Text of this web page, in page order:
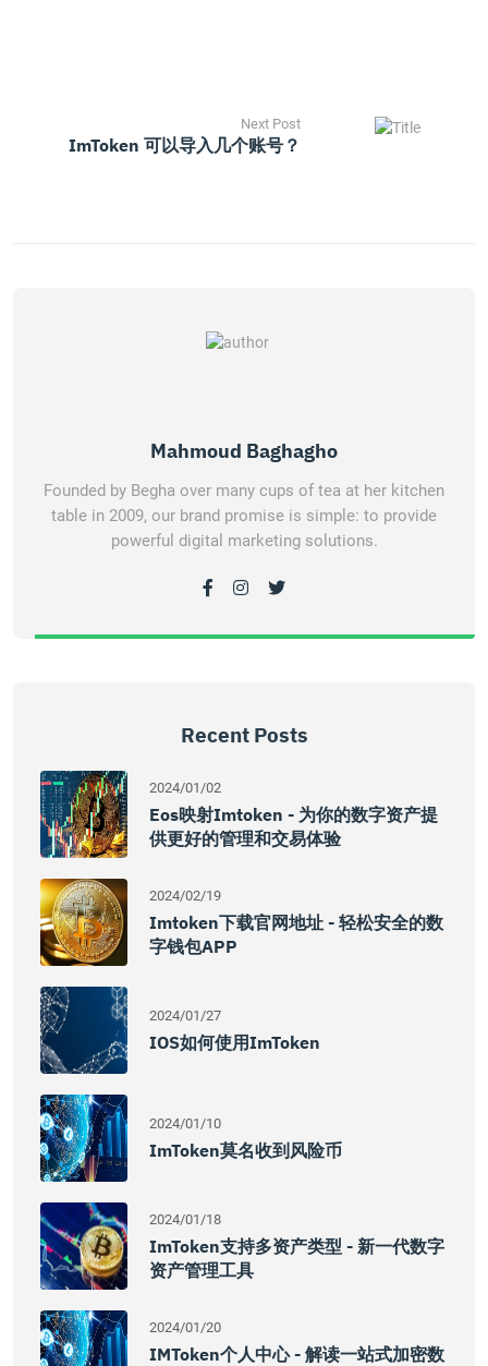
Next Post
ImToken 可以导入几个账号？
Mahmoud Baghagho
Founded by Begha over many cups of tea at her kitchen
table in 2009, our brand promise is simple: to provide
powerful digital marketing solutions.
Recent Posts
2024/01/02
Eos映射imtoken - 为你的数字资产提
供更好的管理和交易体验
2024/02/19
Imtoken下载官网地址 - 轻松安全的数
字钱包APP
2024/01/27
IOS如何使用imToken
2024/01/10
ImToken莫名收到风险币
2024/01/18
ImToken支持多资产类型 - 新一代数字
资产管理工具
2024/01/20
IMToken个人中心 - 解读一站式加密数